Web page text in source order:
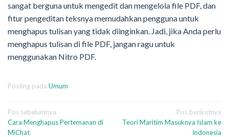
sangat berguna untuk mengedit dan mengelola file PDF, dan
fitur pengeditan teksnya memudahkan pengguna untuk
menghapus tulisan yang tidak diinginkan. Jadi, jika Anda perlu
menghapus tulisan di file PDF, jangan ragu untuk
menggunakan Nitro PDF.
Posting pada Umum
Navigasi
pos
Pos sebelumnya
Cara Menghapus Pertemanan di
MiChat
Pos berikutnya
Teori Maritim Masuknya Islam ke
Indonesia